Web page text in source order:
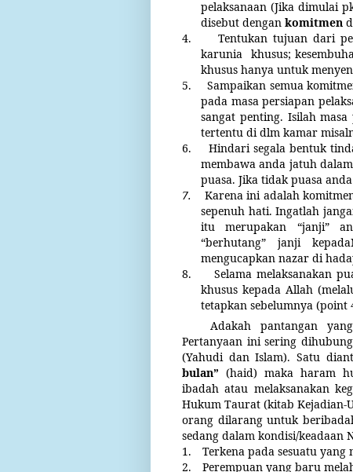
pelaksanaan (Jika dimulai
disebut dengan komitmen
4.
Tentukan tujuan dari
karunia khusus;
khusus hanya untuk
5.
Sampaikan semua
pada masa persiapan
sangat penting. Isilah
tertentu di dlm kamar
6.
Hindari segala bentuk
membawa anda jatuh
puasa. Jika tidak puasa
7.
Karena ini adalah
sepenuh hati. Ingatlah
itu merupakan “janji”
“berhutang”
janji
mengucapkan nazar di
8.
Selama melaksanakan
khusus kepada Allah
tetapkan sebelumnya (point
Adakah pantangan
Pertanyaan ini sering
(Yahudi dan Islam). Satu
bulan”(haid) maka haram
ibadah atau melaksanakan
Hukum Taurat (kitab Kejadian-
orang dilarang untuk
sedang dalam kondisi/keadaan
1.
Terkena pada sesuatu
2.
Perempuan yang baru